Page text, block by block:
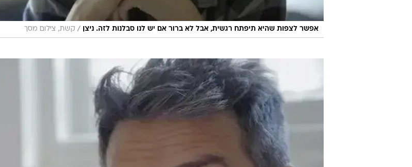
אפשר לצפות שהיא תיפתח רגשית, אבל לא ברור אם יש לנו סבלנות לזה. ניצן / קשת, צילום מסך